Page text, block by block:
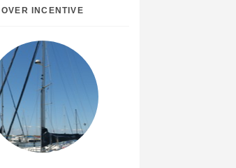
OVER INCENTIVE